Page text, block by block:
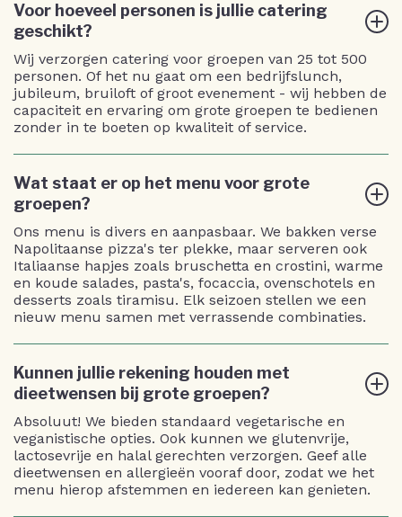
Voor hoeveel personen is jullie catering
geschikt?
Wij verzorgen catering voor groepen van 25 tot 500
personen. Of het nu gaat om een bedrijfslunch,
jubileum, bruiloft of groot evenement - wij hebben de
capaciteit en ervaring om grote groepen te bedienen
zonder in te boeten op kwaliteit of service.
Wat staat er op het menu voor grote
groepen?
Ons menu is divers en aanpasbaar. We bakken verse
Napolitaanse pizza's ter plekke, maar serveren ook
Italiaanse hapjes zoals bruschetta en crostini, warme
en koude salades, pasta's, focaccia, ovenschotels en
desserts zoals tiramisu. Elk seizoen stellen we een
nieuw menu samen met verrassende combinaties.
Kunnen jullie rekening houden met
dieetwensen bij grote groepen?
Absoluut! We bieden standaard vegetarische en
veganistische opties. Ook kunnen we glutenvrije,
lactosevrije en halal gerechten verzorgen. Geef alle
dieetwensen en allergieën vooraf door, zodat we het
menu hierop afstemmen en iedereen kan genieten.